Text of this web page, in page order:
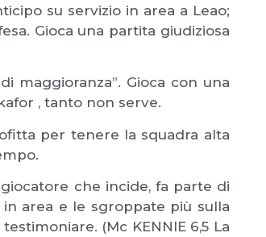
su servizio in area a Leao;
Gioca una partita giudiziosa
maggioranza”. Gioca con una
, tanto non serve.
per tenere la squadra alta
che incide, fa parte di
area e le sgroppate più sulla
(Mc KENNIE 6,5 La